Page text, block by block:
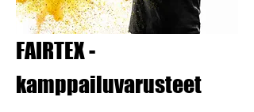
FAIRTEX -
kamppailuvarusteet